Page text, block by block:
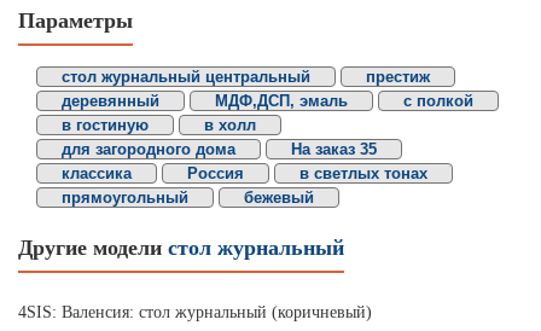
Параметры
стол журнальный центральный
престиж
деревянный
МДФ,ДСП, эмаль
с полкой
в гостиную
в холл
для загородного дома
На заказ 35
классика
Россия
в светлых тонах
прямоугольный
бежевый
Другие модели стол журнальный
4SIS: Валенсия: стол журнальный (коричневый)